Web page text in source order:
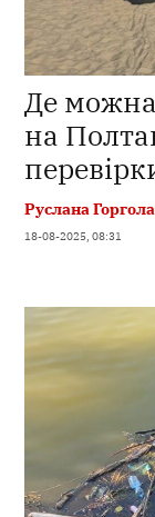
Де
на
Руслана Горгола
18-08-2025, 08:31